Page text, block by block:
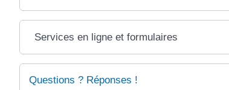
Services en ligne et formulaires
Questions ? Réponses !